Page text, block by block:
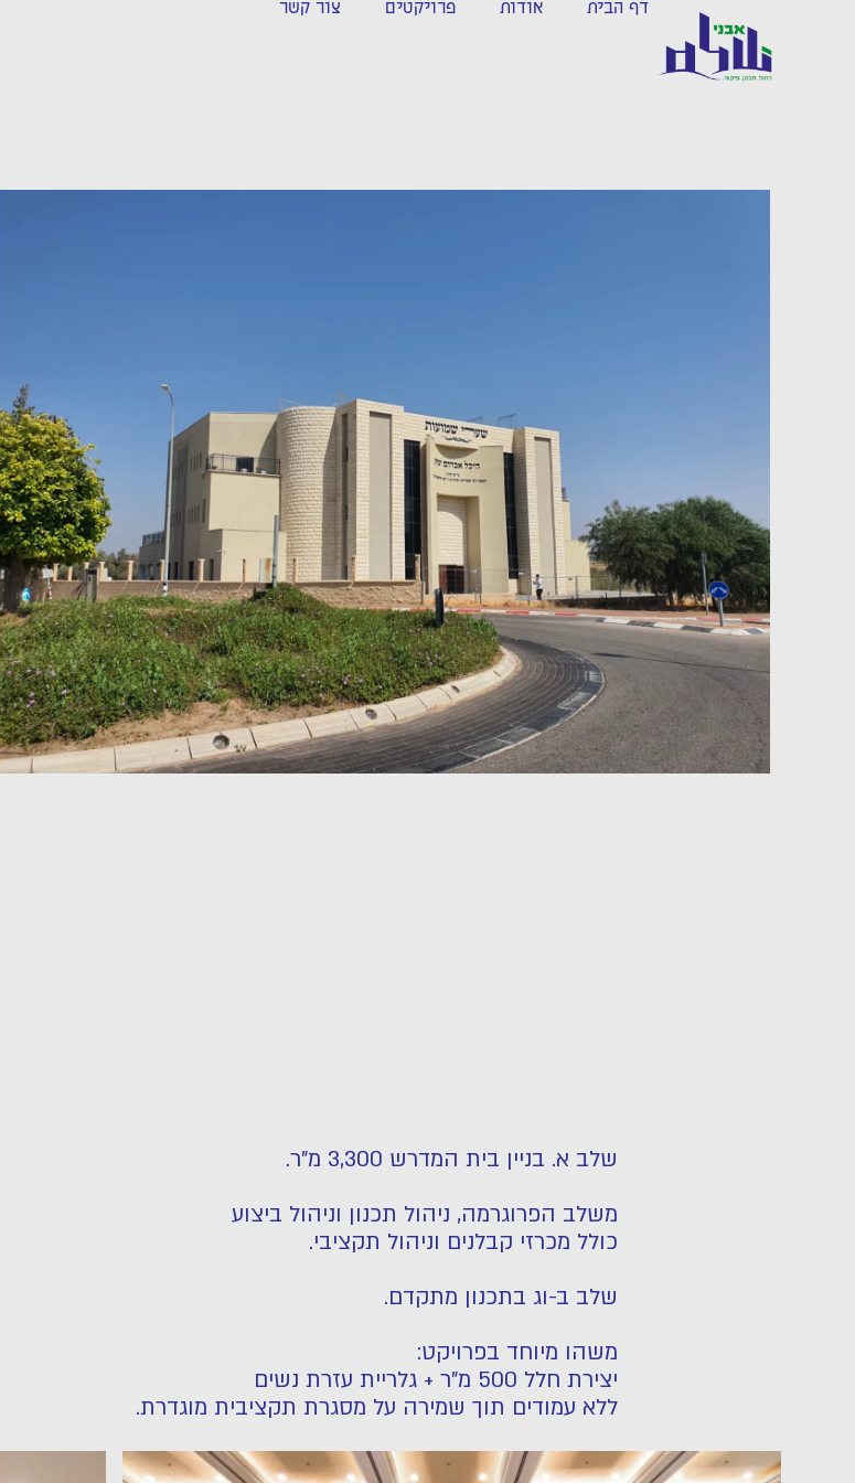
דף הבית אודות פרויקטים צור קשר
שלב א. בניין בית המדרש 3,300 מ"ר.
משלב הפרוגרמה, ניהול תכנון וניהול ביצוע
כולל מכרזי קבלנים וניהול תקציבי.
שלב ב-וג בתכנון מתקדם.
משהו מיוחד בפרויקט:
יצירת חלל 500 מ"ר + גלריית עזרת נשים
ללא עמודים תוך שמירה על מסגרת תקציבית מוגדרת.